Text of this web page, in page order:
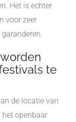
Het is echter
voor zeer
te
de locatie van
het openbaar